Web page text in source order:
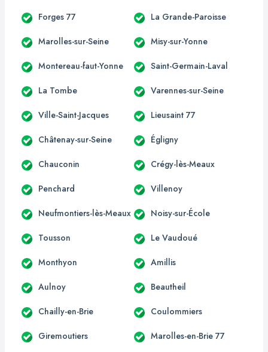
Forges 77 La Grande-Paroisse
Marolles-sur-Seine Misy-sur-Yonne
Montereau-faut-Yonne Saint-Germain-Laval
La Tombe Varennes-sur-Seine
Ville-Saint-Jacques Lieusaint 77
Châtenay-sur-Seine Égligny
Chauconin Crégy-lès-Meaux
Penchard Villenoy
Neufmontiers-lès-Meaux Noisy-sur-École
Tousson Le Vaudoué
Monthyon Amillis
Aulnoy Beautheil
Chailly-en-Brie Coulommiers
Giremoutiers Marolles-en-Brie 77